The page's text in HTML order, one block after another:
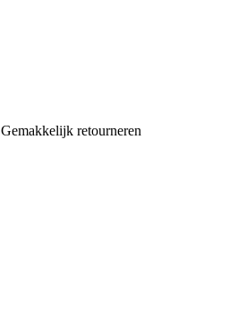
Gemakkelijk retourneren